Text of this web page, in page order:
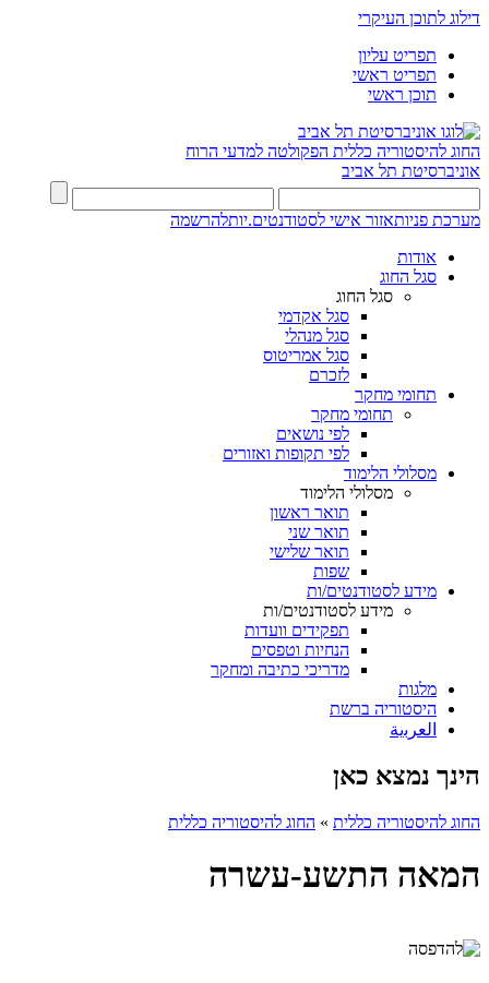
דילוג לתוכן העיקרי
תפריט עליון
תפריט ראשי
תוכן ראשי
החוג להיסטוריה כללית הפקולטה למדעי הרוח
אוניברסיטת תל אביב
מערכת פניותאזור אישי לסטודנטים.יותלהרשמה
אודות
סגל החוג
סגל החוג
סגל אקדמי
סגל מנהלי
סגל אמריטוס
לזכרם
תחומי מחקר
תחומי מחקר
לפי נושאים
לפי תקופות ואזורים
מסלולי הלימוד
מסלולי הלימוד
תואר ראשון
תואר שני
תואר שלישי
שפות
מידע לסטודנטים/ות
מידע לסטודנטים/ות
תפקידים וועדות
הנחיות וטפסים
מדריכי כתיבה ומחקר
מלגות
היסטוריה ברשת
ﺍﻟﻌﺮﺑﻳﺔ
הינך נמצא כאן
החוג להיסטוריה כללית » החוג להיסטוריה כללית
המאה התשע-עשרה